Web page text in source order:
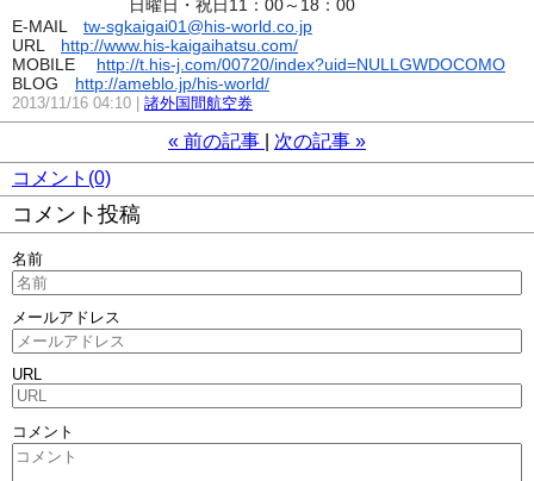
日曜日・祝日11：00～18：00
E-MAIL tw-sgkaigai01@his-world.co.jp
URL http://www.his-kaigaihatsu.com/
MOBILE http://t.his-j.com/00720/index?uid=NULLGWDOCOMO
BLOG http://ameblo.jp/his-world/
2013/11/16 04:10 諸外国間航空券
« 前の記事 次の記事 »
コメント(0)
コメント投稿
名前
メールアドレス
URL
コメント